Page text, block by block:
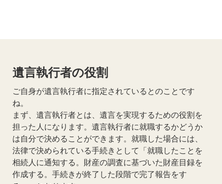
遺言執行者の役割
ご自身が遺言執行者に指定されているとのことです
ね。
まず、遺言執行者とは、遺言を実現するための役割を
担った人になります。遺言執行者に就職するかどうか
は自分で決めることができます。就職した場合には、
法律で決められている手続きとして「就職したことを
相続人に通知する。財産の調査に基づいた財産目録を
作成する。手続きが終了した段階で完了報告をす